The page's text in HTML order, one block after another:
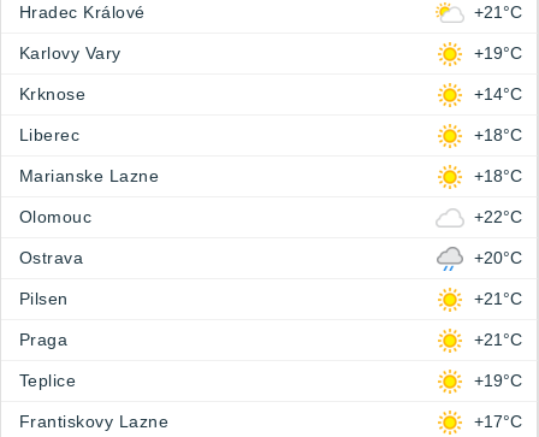
Hradec Králové +21°C
Karlovy Vary +19°C
Krknose +14°C
Liberec +18°C
Marianske Lazne +18°C
Olomouc +22°C
Ostrava +20°C
Pilsen +21°C
Praga +21°C
Teplice +19°C
Frantiskovy Lazne +17°C